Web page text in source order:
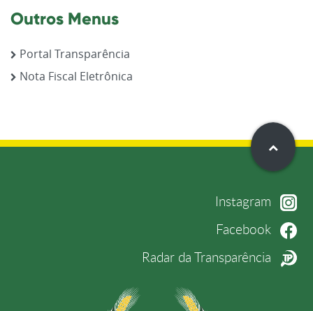
Outros Menus
Portal Transparência
Nota Fiscal Eletrônica
Instagram
Facebook
Radar da Transparência